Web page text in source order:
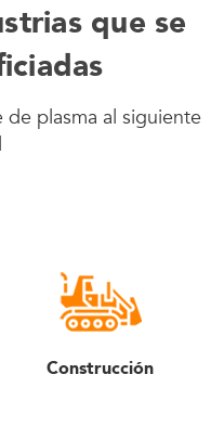
que se
plasma al siguiente
Construcción